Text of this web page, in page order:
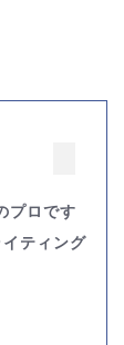
プロです
ティング